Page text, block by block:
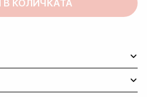
КОЛИЧКАТА